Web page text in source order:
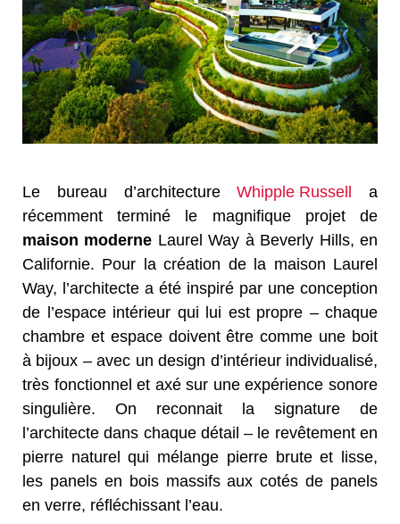
Le bureau d’architectureWhipple Russell a
récemment terminé le magnifique projet de
maison moderne Laurel Way à Beverly Hills, en
Californie. Pour la création de la maison Laurel
Way, l’architecte a été inspiré par une conception
de l’espace intérieur qui lui est propre – chaque
chambre et espace doivent être comme une boit
à bijoux – avec un design d’intérieur individualisé,
très fonctionnel et axé sur une expérience sonore
singulière. On reconnait la signature de
l’architecte dans chaque détail – le revêtement en
pierre naturel qui mélange pierre brute et lisse,
les panels en bois massifs aux cotés de panels
en verre, réfléchissant l’eau.